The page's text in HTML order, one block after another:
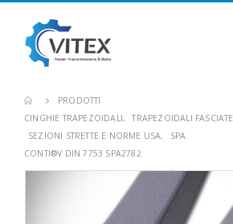
PRODOTTI
CINGHIE TRAPEZOIDALI, TRAPEZOIDALI FASCIATE
SEZIONI STRETTE E NORME USA,
SPA
CONTI®V DIN 7753 SPA2782